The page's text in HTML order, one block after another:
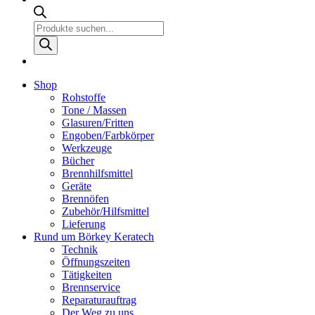
Products
search
Shop
Rohstoffe
Tone / Massen
Glasuren/Fritten
Engoben/Farbkörper
Werkzeuge
Bücher
Brennhilfsmittel
Geräte
Brennöfen
Zubehör/Hilfsmittel
Lieferung
Rund um Börkey Keratech
Technik
Öffnungszeiten
Tätigkeiten
Brennservice
Reparaturauftrag
Der Weg zu uns